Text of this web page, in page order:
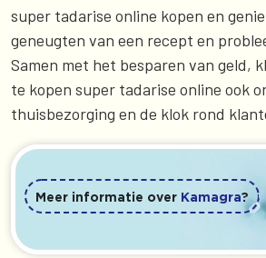
super tadarise online kopen en
geneugten van een recept en
Samen met het besparen van geld,
te kopen super tadarise online ook
thuisbezorging en de klok rond
Meer informatie over Kamagra?